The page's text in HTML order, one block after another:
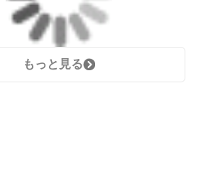
もっと見る